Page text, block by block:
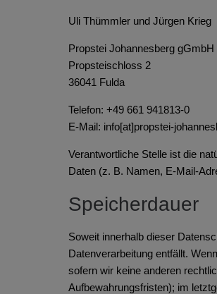
Uli Thümmler und Jürgen Krieg
Propstei Johannesberg gGmbH
Propsteischloss 2
36041 Fulda
Telefon: +49 661 941813-0
E-Mail: info[at]propstei-
Verantwortliche Stelle ist die
Daten (z. B. Namen, E-Mail-
Speicherdauer
Soweit innerhalb dieser
Datenverarbeitung entfällt.
sofern wir keine anderen
Aufbewahrungsfristen); im